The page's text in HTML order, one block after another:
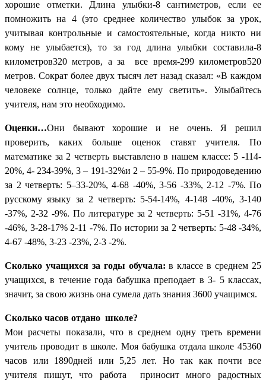
хорошие отметки. Длина улыбки-8 сантиметров, если ее
помножить на 4 (это среднее количество улыбок за урок,
учитывая контрольные и самостоятельные, когда никто ни
кому не улыбается), то за год длина улыбки составила-8
километров320 метров, а за все время-299 километров520
метров. Сократ более двух тысяч лет назад сказал: «В каждом
человеке солнце, только дайте ему светить». Улыбайтесь
учителя, нам это необходимо.
Оценки…Они бывают хорошие и не очень. Я решил
проверить, каких больше оценок ставят учителя. По
математике за 2 четверть выставлено в нашем классе: 5 -114-
20%, 4- 234-39%, 3 – 191-32%и 2 – 55-9%. По природоведению
за 2 четверть: 5–33-20%, 4-68 -40%, 3-56 -33%, 2-12 -7%. По
русскому языку за 2 четверть: 5-54-14%, 4-148 -40%, 3-140
-37%, 2-32 -9%. По литературе за 2 четверть: 5-51 -31%, 4-76
-46%, 3-28-17% 2-11 -7%. По истории за 2 четверть: 5-48 -34%,
4-67 -48%, 3-23 -23%, 2-3 -2%.
Сколько учащихся за годы обучала:в классе в среднем 25
учащихся, в течение года бабушка преподает в 3- 5 классах,
значит, за свою жизнь она сумела дать знания 3600 учащимся.
Сколько часов отдано школе?
Мои расчеты показали, что в среднем одну треть времени
учитель проводит в школе. Моя бабушка отдала школе 45360
часов или 1890дней или 5,25 лет. Но так как почти все
учителя пишут, что работа приносит много радостных